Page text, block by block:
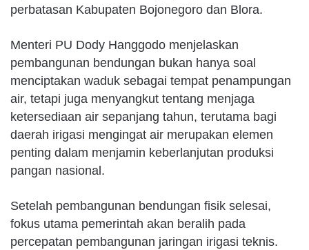
perbatasan Kabupaten Bojonegoro dan Blora.
Menteri PU Dody Hanggodo menjelaskan
pembangunan bendungan bukan hanya soal
menciptakan waduk sebagai tempat penampungan
air, tetapi juga menyangkut tentang menjaga
ketersediaan air sepanjang tahun, terutama bagi
daerah irigasi mengingat air merupakan elemen
penting dalam menjamin keberlanjutan produksi
pangan nasional.
Setelah pembangunan bendungan fisik selesai,
fokus utama pemerintah akan beralih pada
percepatan pembangunan jaringan irigasi teknis.